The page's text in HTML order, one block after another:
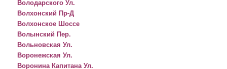
Володарского Ул.
Волхонский Пр-Д
Волхонское Шоссе
Волынский Пер.
Вольновская Ул.
Воронежская Ул.
Воронина Капитана Ул.